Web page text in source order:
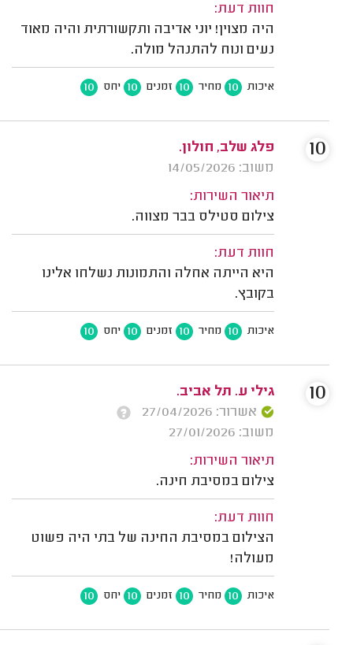
חוות דעת:
היה מצוין! יוני אדיבה ותקשורתית והיה מאוד
נעים ונוח להתנהל מולה.
איכות 10 מחיר 10 זמנים 10 יחס 10
פלג שלב, חולון.
משוב: 14/05/2026
תיאור השירות:
צילום סטילס בבר מצווה.
חוות דעת:
היא הייתה אחלה והתמונות נשלחו אלינו
בקובץ.
איכות 10 מחיר 10 זמנים 10 יחס 10
10
גילי ע. תל אביב.
אשרור: 27/04/2026
משוב: 27/01/2026
תיאור השירות:
צילום במסיבת חינה.
חוות דעת:
הצילום במסיבת החינה של בתי היה פשוט
מעולה!
איכות 10 מחיר 10 זמנים 10 יחס 10
10